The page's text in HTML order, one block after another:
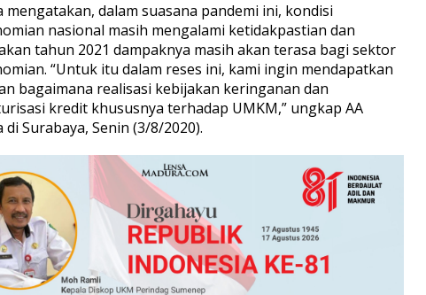
mengatakan, dalam suasana pandemi ini, kondisi
nasional masih mengalami ketidakpastian dan
tahun 2021 dampaknya masih akan terasa bagi sektor
“Untuk itu dalam reses ini, kami ingin mendapatkan
bagaimana realisasi kebijakan keringanan dan
kredit khususnya terhadap UMKM,” ungkap AA
di Surabaya, Senin (3/8/2020).